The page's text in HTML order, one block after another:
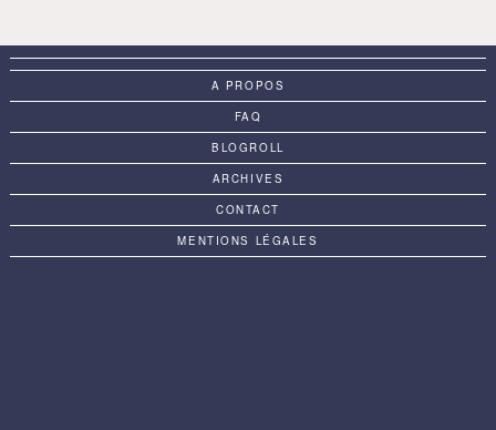
A PROPOS
FAQ
BLOGROLL
ARCHIVES
CONTACT
MENTIONS LÉGALES